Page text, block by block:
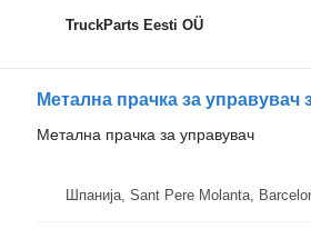
TruckParts Eesti OÜ
Метална прачка за управувач
Метална прачка за управувач
Шпанија, Sant Pere Molanta,